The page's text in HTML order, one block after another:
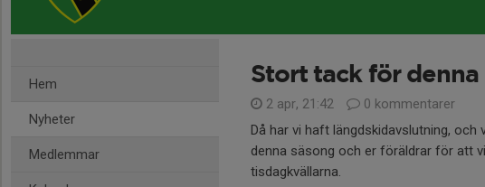
Hem
Nyheter
Medlemmar
Stort tack för denna
2 apr, 21:42
0 kommentarer
Då har vi haft längdskidavslutning,
denna säsong och er föräldrar för att
tisdagkvällarna.